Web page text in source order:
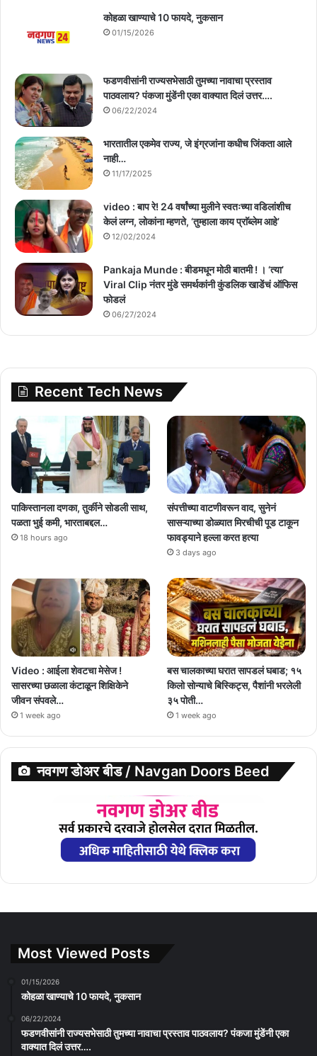
कोहळा खाण्याचे 10 फायदे, नुकसान
01/15/2026
फडणवीसांनी राज्यसभेसाठी तुमच्या नावाचा प्रस्ताव
पाठवलाय? पंकजा मुंडेंनी एका वाक्यात दिलं उत्तर….
06/22/2024
भारतातील एकमेव राज्य, जे इंग्रजांना कधीच जिंकता आले
नाही…
11/17/2025
video : बाप रे! 24 वर्षांच्या मुलीने स्वतःच्या वडिलांशीच
केलं लग्न, लोकांना म्हणते, ‘तुम्हाला काय प्राॅब्लेम आहे’
12/02/2024
Pankaja Munde : बीडमधून मोठी बातमी ! । ‘त्या’
Viral Clip नंतर मुंडे समर्थकांनी कुंडलिक खाडेंचं ऑफिस
फोडलं
06/27/2024
Recent Tech News
पाकिस्तानला दणका, तुर्कीने सोडली साथ,
पळता भुई कमी, भारताबद्दल…
18 hours ago
संपत्तीच्या वाटणीवरून वाद, सुनेनं
सासऱ्याच्या डोळ्यात मिरचीची पूड टाकून
फावड्याने हल्ला करत हत्या
3 days ago
Video : आईला शेवटचा मेसेज !
सासरच्या छळाला कंटाळून शिक्षिकेने
जीवन संपवले…
1 week ago
बस चालकाच्या घरात सापडलं घबाड; १५
किलो सोन्याचे बिस्किट्स, पैशांनी भरलेली
३५ पोती…
1 week ago
नवगण डोअर बीड / Navgan Doors Beed
Most Viewed Posts
01/15/2026
कोहळा खाण्याचे 10 फायदे, नुकसान
06/22/2024
फडणवीसांनी राज्यसभेसाठी तुमच्या नावाचा प्रस्ताव पाठवलाय? पंकजा मुंडेंनी एका
वाक्यात दिलं उत्तर….